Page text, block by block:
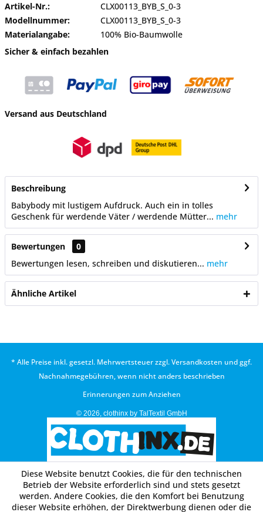
Artikel-Nr.:
CLX00113_BYB_S_0-3
Modellnummer:
CLX00113_BYB_S_0-3
Materialangabe:
100% Bio-Baumwolle
Sicher & einfach bezahlen
Versand aus Deutschland
Beschreibung
Babybody mit lustigem Aufdruck. Auch ein in tolles
Geschenk für werdende Väter / werdende Mütter... mehr
Bewertungen
0
Bewertungen lesen, schreiben und diskutieren... mehr
Ähnliche Artikel
* Alle Preise inkl. gesetzl. Mehrwertsteuer zzgl.Versandkosten und ggf.
Nachnahmegebühren, wenn nicht anders beschrieben
Erinnerungen zum Anziehen
© 2026, clothinx by TalTextil GmbH
Diese Website benutzt Cookies, die für den technischen
Betrieb der Website erforderlich sind und stets gesetzt
werden. Andere Cookies, die den Komfort bei Benutzung
dieser Website erhöhen, der Direktwerbung dienen oder die